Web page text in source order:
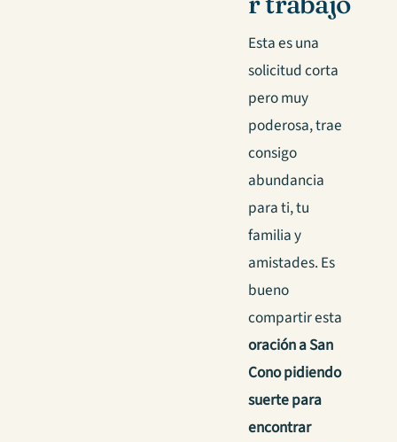
Esta es una
solicitud corta
pero muy
poderosa, trae
consigo
abundancia
para ti, tu
familia y
amistades. Es
bueno
compartir esta
oración a San
Cono pidiendo
suerte para
encontrar